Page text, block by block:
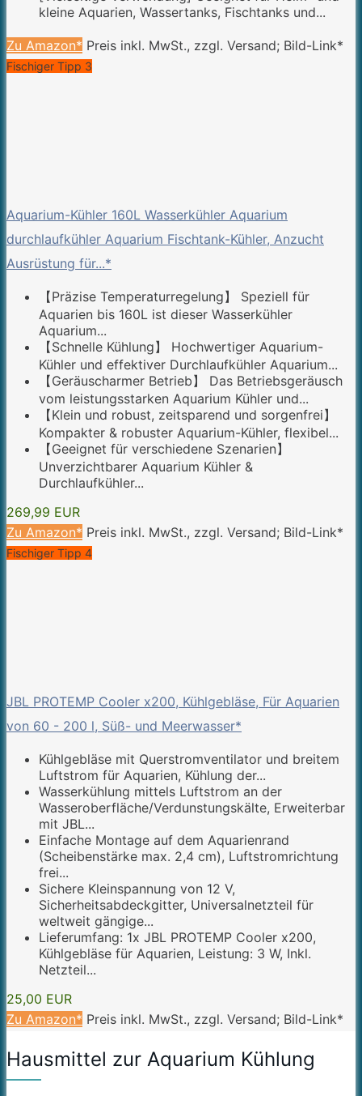
kleine Aquarien, Wassertanks, Fischtanks und...
Zu Amazon* Preis inkl. MwSt., zzgl. Versand; Bild-Link*
Fischiger Tipp 3
Aquarium-Kühler 160L Wasserkühler Aquarium
durchlaufkühler Aquarium Fischtank-Kühler, Anzucht
Ausrüstung für...*
【Präzise Temperaturregelung】 Speziell für
Aquarien bis 160L ist dieser Wasserkühler
Aquarium...
【Schnelle Kühlung】 Hochwertiger Aquarium-
Kühler und effektiver Durchlaufkühler Aquarium...
【Geräuscharmer Betrieb】 Das Betriebsgeräusch
vom leistungsstarken Aquarium Kühler und...
【Klein und robust, zeitsparend und sorgenfrei】
Kompakter & robuster Aquarium-Kühler, flexibel...
【Geeignet für verschiedene Szenarien】
Unverzichtbarer Aquarium Kühler &
Durchlaufkühler...
269,99 EUR
Zu Amazon* Preis inkl. MwSt., zzgl. Versand; Bild-Link*
Fischiger Tipp 4
JBL PROTEMP Cooler x200, Kühlgebläse, Für Aquarien
von 60 - 200 l, Süß- und Meerwasser*
Kühlgebläse mit Querstromventilator und breitem
Luftstrom für Aquarien, Kühlung der...
Wasserkühlung mittels Luftstrom an der
Wasseroberfläche/Verdunstungskälte, Erweiterbar
mit JBL...
Einfache Montage auf dem Aquarienrand
(Scheibenstärke max. 2,4 cm), Luftstromrichtung
frei...
Sichere Kleinspannung von 12 V,
Sicherheitsabdeckgitter, Universalnetzteil für
weltweit gängige...
Lieferumfang: 1x JBL PROTEMP Cooler x200,
Kühlgebläse für Aquarien, Leistung: 3 W, Inkl.
Netzteil...
25,00 EUR
Zu Amazon* Preis inkl. MwSt., zzgl. Versand; Bild-Link*
Hausmittel zur Aquarium Kühlung